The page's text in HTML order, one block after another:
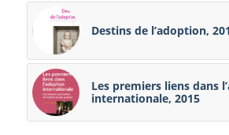
Destins de l’adoption,
Les premiers liens dans
internationale, 2015